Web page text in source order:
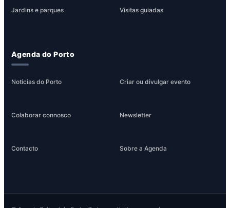
Jardins e parques Visitas guiadas
Agenda do Porto
Notícias do Porto Criar ou divulgar evento
Colaborar connosco Newsletter
Contacto Sobre a Agenda